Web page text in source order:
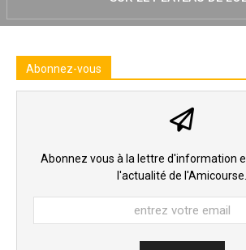
Abonnez-vous
Abonnez vous à la lettre d'information
l'actualité de l'Amicourse.